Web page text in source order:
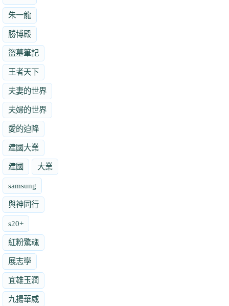
朱一龍
勝博殿
盜墓筆記
王者天下
夫妻的世界
夫婦的世界
愛的迫降
建國大業
建國 大業
samsung
與神同行
s20+
紅粉驚魂
展志學
宜雄玉潤
九揚華威